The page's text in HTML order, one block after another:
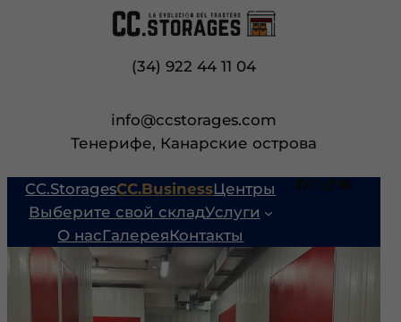
(34) 922 44 11 04
info@ccstorages.com
Тенерифе, Канарские острова
CC.StoragesCC.BusinessЦентры
Выберите свой складУслуги
О насГалереяКонтакты
Facebook InstagramTikTok YouTube